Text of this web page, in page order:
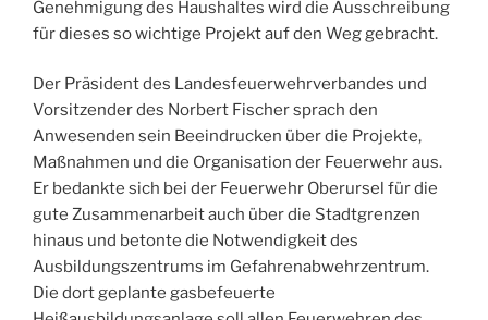
Genehmigung des Haushaltes wird die Ausschreibung
für dieses so wichtige Projekt auf den Weg gebracht.
Der Präsident des Landesfeuerwehrverbandes und
Vorsitzender des Norbert Fischer sprach den
Anwesenden sein Beeindrucken über die Projekte,
Maßnahmen und die Organisation der Feuerwehr aus.
Er bedankte sich bei der Feuerwehr Oberursel für die
gute Zusammenarbeit auch über die Stadtgrenzen
hinaus und betonte die Notwendigkeit des
Ausbildungszentrums im Gefahrenabwehrzentrum.
Die dort geplante gasbefeuerte